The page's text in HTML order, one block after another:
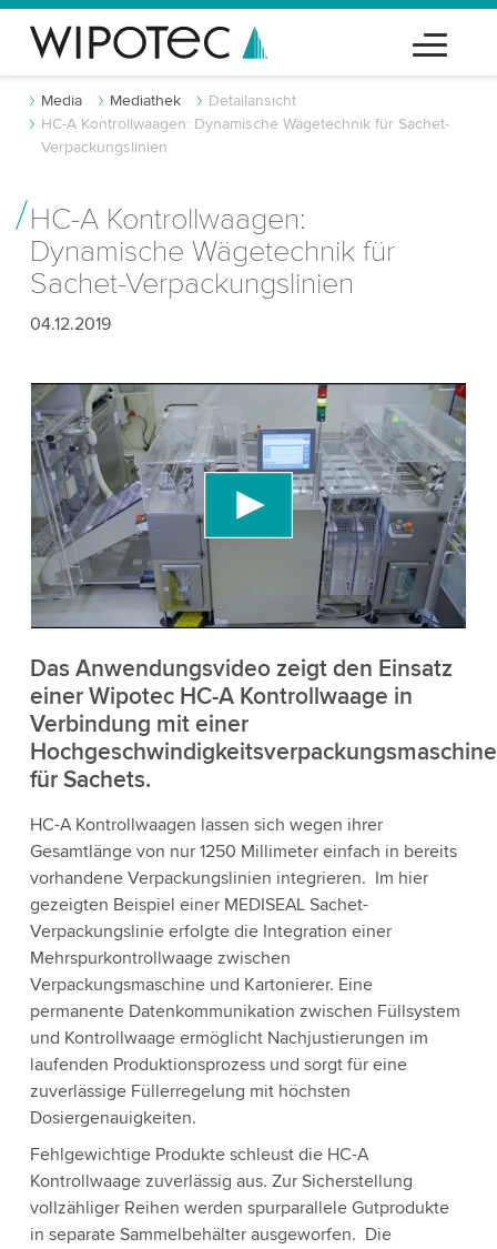
Media Mediathek
Detailansicht
HC-A Kontrollwaagen: Dynamische Wägetechnik für Sachet-
Verpackungslinien
HC-A Kontrollwaagen:
Dynamische Wägetechnik für
Sachet-Verpackungslinien
04.12.2019
Wir benötigen Ihre Zustimmung, um den
YouTube-Videodienst zu laden!
Wir verwenden einen Drittanbieterdienst, um
Videoinhalte einzubetten, der Daten über Ihre
Aktivitäten sammeln kann. Bitte überprüfen Sie
die Details und akzeptieren Sie den Dienst, um
dieses Video anzusehen.
Weitere Informationen
Das Anwendungsvideo zeigt den Einsatz
einer Wipotec HC-A Kontrollwaage in
Verbindung mit einer
Hochgeschwindigkeitsverpackungsmaschine
für Sachets.
HC-A Kontrollwaagen lassen sich wegen ihrer
Gesamtlänge von nur 1250 Millimeter einfach in bereits
vorhandene Verpackungslinien integrieren. Im hier
gezeigten Beispiel einer MEDISEAL Sachet-
Verpackungslinie erfolgte die Integration einer
Mehrspurkontrollwaage zwischen
Verpackungsmaschine und Kartonierer. Eine
permanente Datenkommunikation zwischen Füllsystem
und Kontrollwaage ermöglicht Nachjustierungen im
laufenden Produktionsprozess und sorgt für eine
zuverlässige Füllerregelung mit höchsten
Dosiergenauigkeiten.
Fehlgewichtige Produkte schleust die HC-A
Kontrollwaage zuverlässig aus. Zur Sicherstellung
vollzähliger Reihen werden spurparallele Gutprodukte
in separate Sammelbehälter ausgeworfen. Die